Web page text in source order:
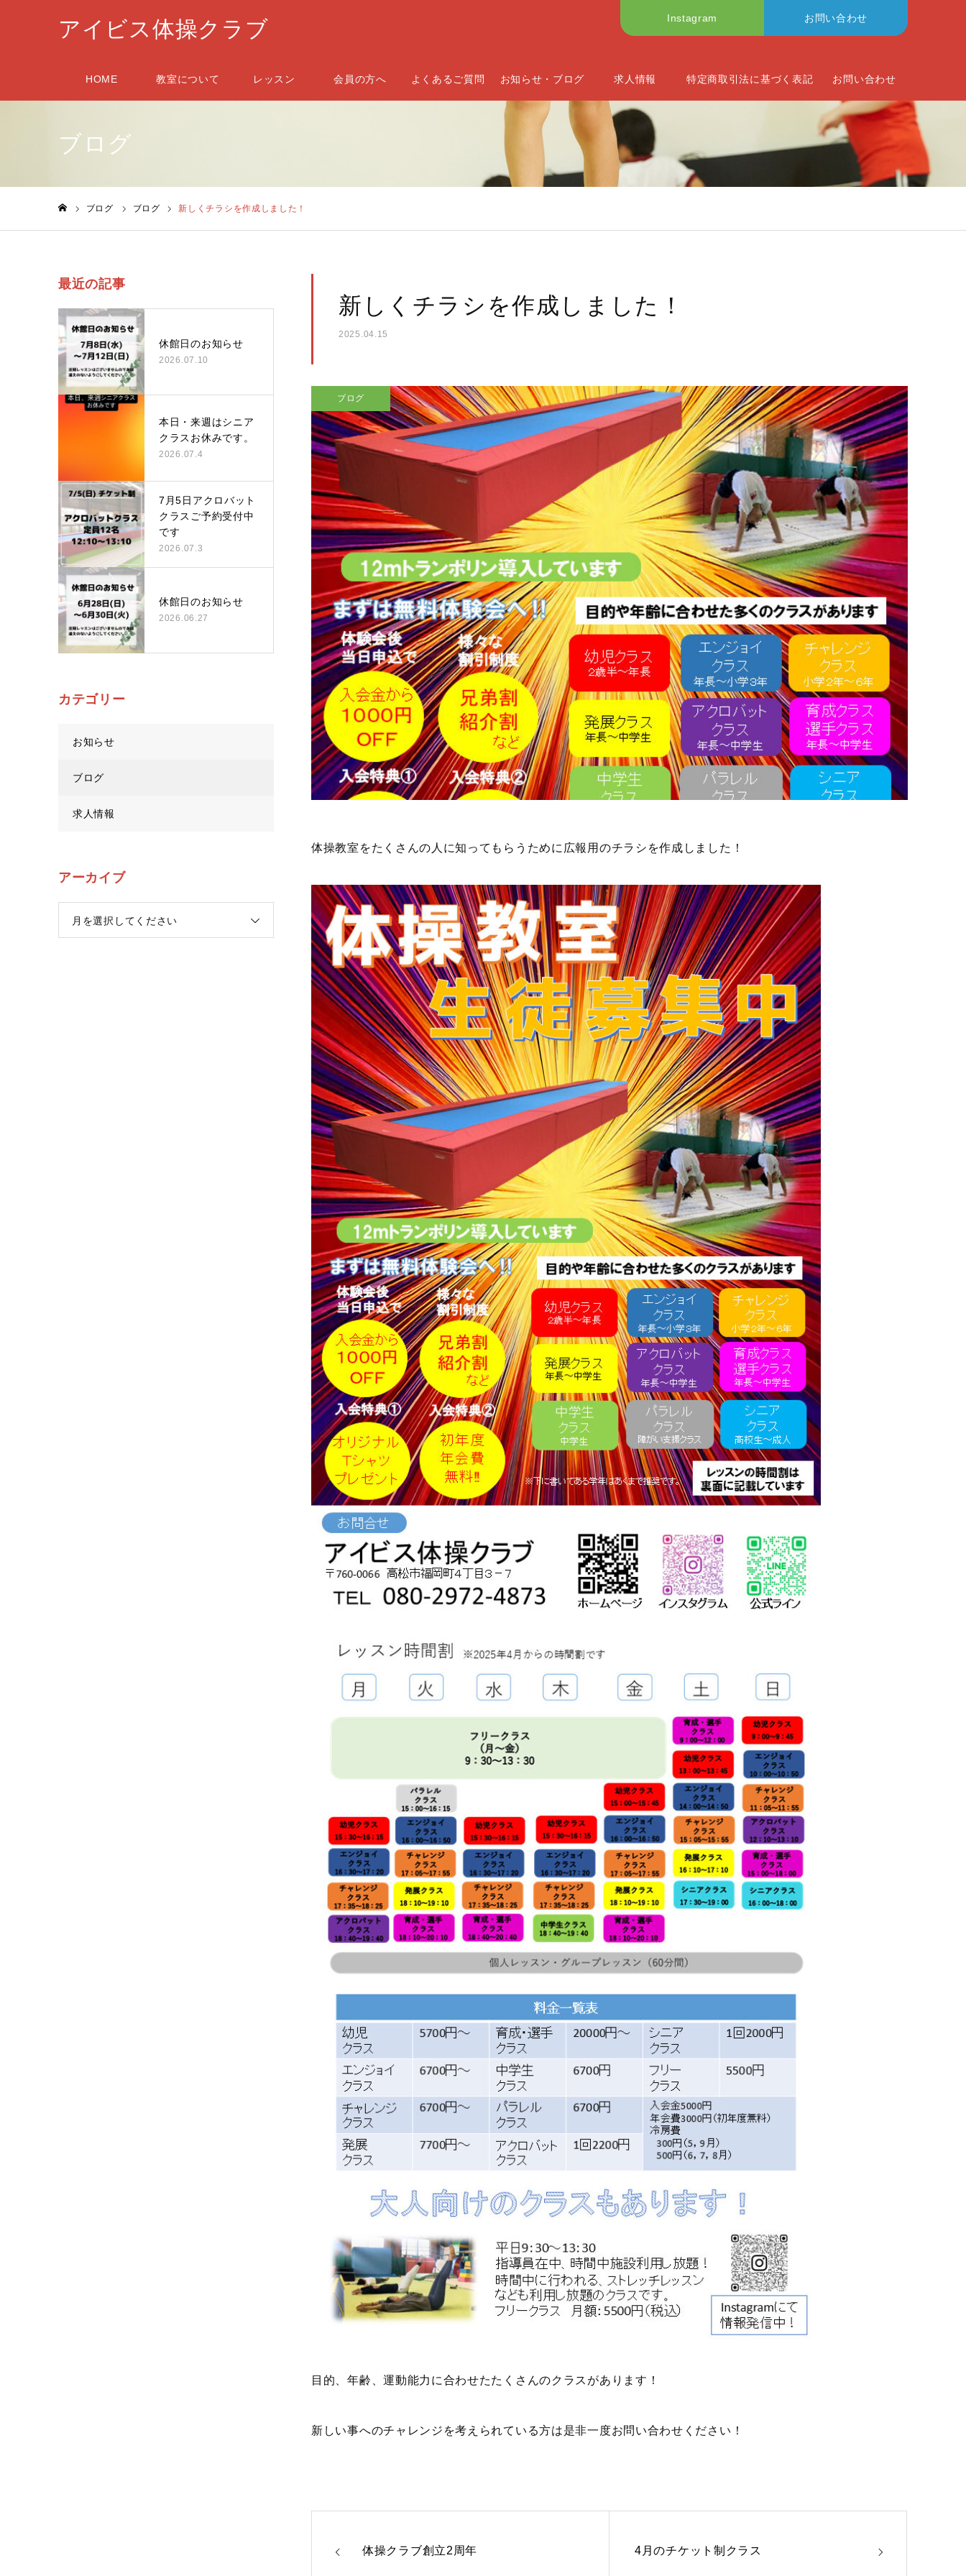
アイビス体操クラブ Instagram お問い合わせ
HOME 教室について レッスン 会員の方へ よくあるご質問 お知らせ・ブログ 求人情報 特定商取引法に基づく表記 お問い合わせ
ブログ
ブログ ブログ 新しくチラシを作成しました！
新しくチラシを作成しました！
2025.04.15
ブログ
体操教室をたくさんの人に知ってもらうために広報用のチラシを作成しました！
目的、年齢、運動能力に合わせたたくさんのクラスがあります！
新しい事へのチャレンジを考えられている方は是非一度お問い合わせください！
体操クラブ創立2周年 4月のチケット制クラス
最近の記事
休館日のお知らせ
2026.07.10
本日・来週はシニア
クラスお休みです。
2026.07.4
7月5日アクロバット
クラスご予約受付中
です
2026.07.3
休館日のお知らせ
2026.06.27
カテゴリー
お知らせ
ブログ
求人情報
アーカイブ
月を選択してください